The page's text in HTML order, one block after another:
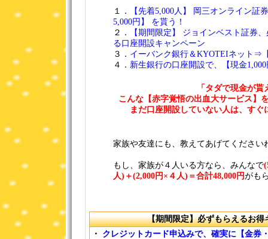
１．
【先着5,000人】 岡三オンライン証
5,000円】 を貰う！
２．
【期間限定】 ジョインベスト証券
る口座開設キャンペーン
３． イーバンク銀行＆KYOTEIネット⇒
４． 新生銀行の口座開設で、【現金
「タダで現金が貰
こんな【赤字覚悟の出血大サービス】
まだ口座開設していない人は、すぐ
家族や友達にも、教えてあげてください
もし、家族が４人いる方なら、みんなで
人)＋(2,000円×４人)＝合計48,000円がも
【期間限定】必ずもらえるお得
・ クレジットカード申込みで、確実に【金券